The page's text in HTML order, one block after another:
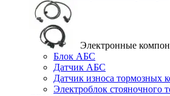
Электронные
Блок АБС
Датчик АБС
Датчик износа тормозных
Электроблок стояночного